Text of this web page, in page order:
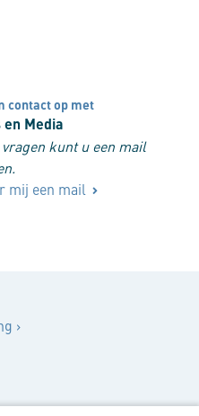
contact op met
en Media
vragen kunt u een mail
mij een mail
›